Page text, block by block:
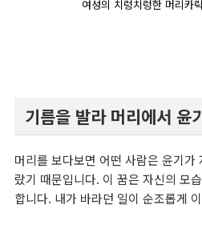
여성의 치렁치렁한 머리카
기름을 발라 머리에서 윤
머리를 보다보면 어떤 사람은 윤기
랐기 때문입니다. 이 꿈은 자신의 모
합니다. 내가 바라던 일이 순조롭게